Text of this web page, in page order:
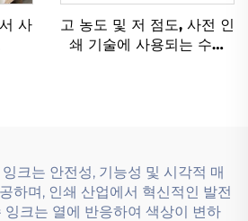
사
고 농도 및 저 점도, 사전 인
쇄 기술에 사용되는 수성
크는 안전성, 기능성 및 시각적 매
하며, 인쇄 산업에서 혁신적인 발전
잉크는 열에 반응하여 색상이 변하